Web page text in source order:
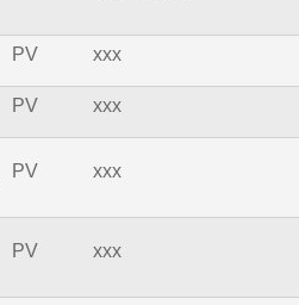
PV xxx
PV xxx
PV xxx
PV xxx